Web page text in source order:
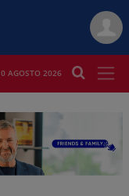
AGOSTO 2026